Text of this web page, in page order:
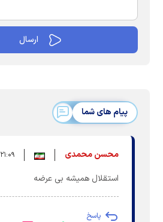
پیام های شما
محسن محمدی ۲۱:۰۹ - ۱۳۹۸/۰۶/۰۷
استقلال همیشه بی عرضه
پاسخ